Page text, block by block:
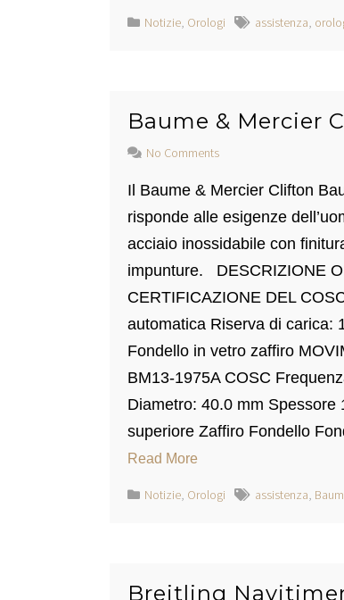
Notizie, Orologi assistenza,
Baume & Mercier
No Comments
Il Baume & Mercier Clifton
risponde alle esigenze
acciaio inossidabile con
impunture. DESCRIZIONE
CERTIFICAZIONE DEL
automatica Riserva di carica:
Fondello in vetro zaffiro
BM13-1975A COSC
Diametro: 40.0 mm Spessore
superiore Zaffiro Fondello
Read More
Notizie, Orologi assistenza,
Breitling